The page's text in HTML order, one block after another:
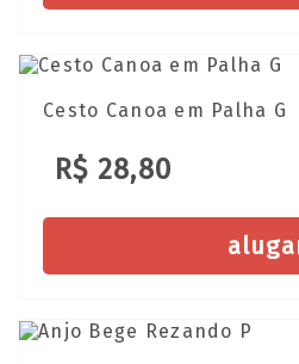
Cesto Canoa em Palha G
R$ 28,80